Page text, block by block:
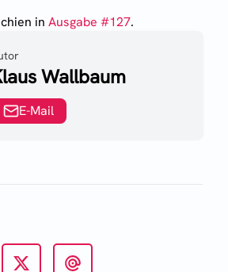
in Ausgabe #127.
Wallbaum
E-Mail